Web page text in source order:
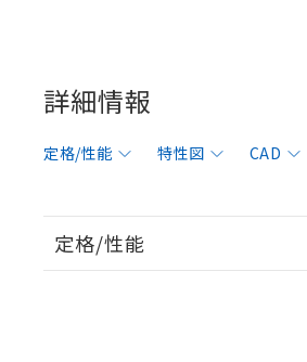
詳細情報
定格/性能 特性図 CAD
定格/性能